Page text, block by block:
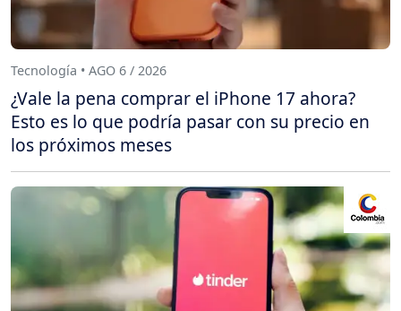
Tecnología • AGO 6 / 2026
¿Vale la pena comprar el iPhone 17 ahora?
Esto es lo que podría pasar con su precio en
los próximos meses